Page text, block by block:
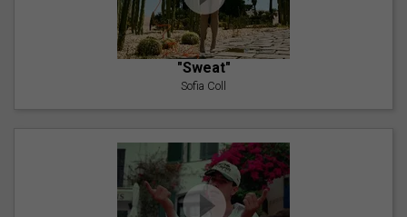
"Sweat"
Sofia Coll